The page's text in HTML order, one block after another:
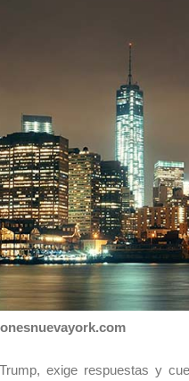
exige respuestas y